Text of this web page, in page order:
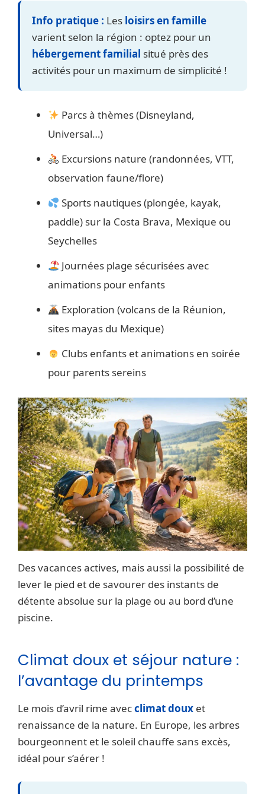
Info pratique : Les loisirs en famille
varient selon la région : optez pour un
hébergement familial situé près des
activités pour un maximum de simplicité !
Parcs à thèmes (Disneyland,
Universal…)
Excursions nature (randonnées, VTT,
observation faune/flore)
Sports nautiques (plongée, kayak,
paddle) sur la Costa Brava, Mexique ou
Seychelles
Journées plage sécurisées avec
animations pour enfants
Exploration (volcans de la Réunion,
sites mayas du Mexique)
Clubs enfants et animations en soirée
pour parents sereins
Des vacances actives, mais aussi la possibilité de
lever le pied et de savourer des instants de
détente absolue sur la plage ou au bord d’une
piscine.
Climat doux et séjour nature :
l’avantage du printemps
Le mois d’avril rime avecclimat doux et
renaissance de la nature. En Europe, les arbres
bourgeonnent et le soleil chauffe sans excès,
idéal pour s’aérer !